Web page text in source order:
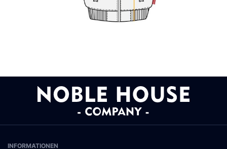
INFORMATIONEN